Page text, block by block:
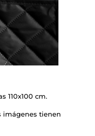
110x100 cm.
imágenes tienen